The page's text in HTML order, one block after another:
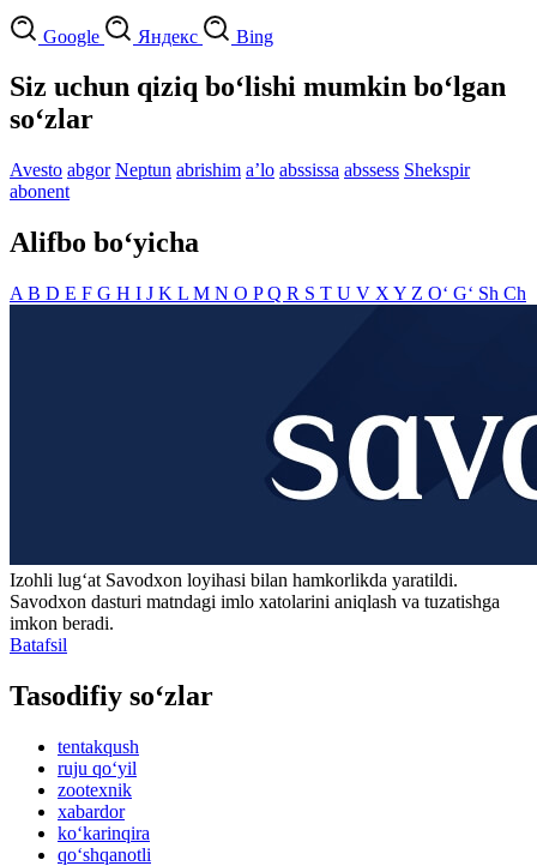
Google Яндекс Bing
Siz uchun qiziq bo‘lishi mumkin bo‘lgan
so‘zlar
Avesto abgor Neptun abrishim aʼlo abssissa abssess Shekspir
abonent
Alifbo bo‘yicha
A B D E F G H I J K L M N O PQ R S T U V X Y Z O‘ G‘ Sh Ch
Izohli lugʻat Savodxon loyihasi bilan hamkorlikda yaratildi.
Savodxon dasturi matndagi imlo xatolarini aniqlash va tuzatishga
imkon beradi.
Batafsil
Tasodifiy so‘zlar
tentakqush
ruju qo‘yil
zootexnik
xabardor
ko‘karinqira
qo‘shqanotli